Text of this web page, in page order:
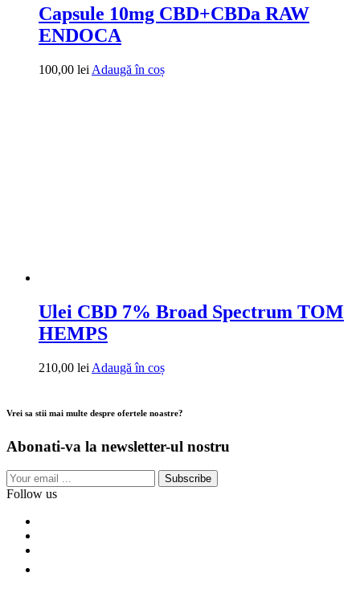
Capsule 10mg CBD+CBDa RAW
ENDOCA
100,00 lei Adaugă în coș
Ulei CBD 7% Broad Spectrum TOM
HEMPS
210,00 lei Adaugă în coș
Vrei sa stii mai multe despre ofertele noastre?
Abonati-va la newsletter-ul nostru
Subscribe
Follow us